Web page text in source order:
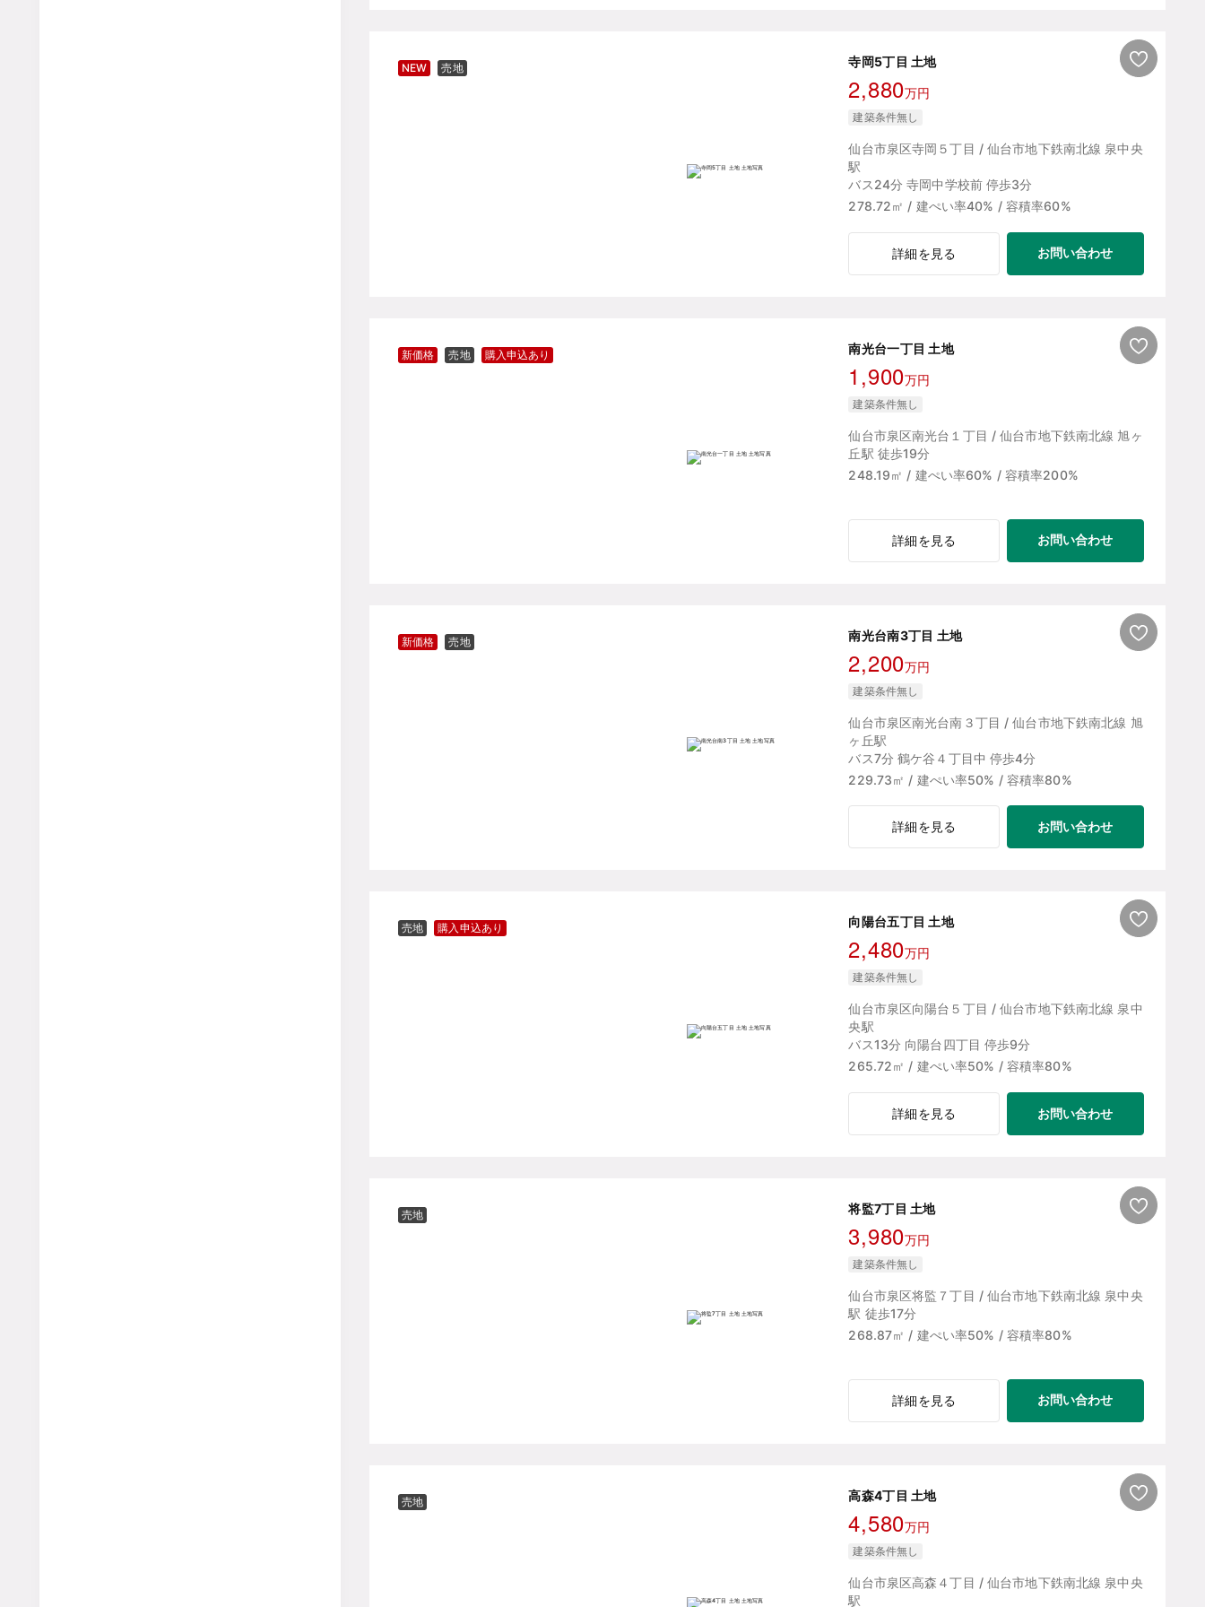
NEW 売地 寺岡5丁目 土地
2,880万円
建築条件無し
仙台市泉区寺岡５丁目 / 仙台市地下鉄南北線 泉中央
駅
バス24分 寺岡中学校前 停歩3分
278.72㎡ / 建ぺい率40% / 容積率60%
詳細を見る お問い合わせ
新価格 売地 購入申込あり 南光台一丁目 土地
1,900万円
建築条件無し
仙台市泉区南光台１丁目 / 仙台市地下鉄南北線 旭ヶ
丘駅 徒歩19分
248.19㎡ / 建ぺい率60% / 容積率200%
詳細を見る お問い合わせ
新価格 売地 南光台南3丁目 土地
2,200万円
建築条件無し
仙台市泉区南光台南３丁目 / 仙台市地下鉄南北線 旭
ヶ丘駅
バス7分 鶴ケ谷４丁目中 停歩4分
229.73㎡ / 建ぺい率50% / 容積率80%
詳細を見る お問い合わせ
売地 購入申込あり 向陽台五丁目 土地
2,480万円
建築条件無し
仙台市泉区向陽台５丁目 / 仙台市地下鉄南北線 泉中
央駅
バス13分 向陽台四丁目 停歩9分
265.72㎡ / 建ぺい率50% / 容積率80%
詳細を見る お問い合わせ
売地 将監7丁目 土地
3,980万円
建築条件無し
仙台市泉区将監７丁目 / 仙台市地下鉄南北線 泉中央
駅 徒歩17分
268.87㎡ / 建ぺい率50% / 容積率80%
詳細を見る お問い合わせ
売地 高森4丁目 土地
4,580万円
建築条件無し
仙台市泉区高森４丁目 / 仙台市地下鉄南北線 泉中央
駅